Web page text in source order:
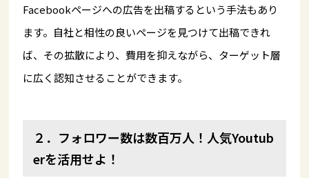
Facebookページへの広告を出稿するという手法もあり
ます。自社と相性の良いページを見つけて出稿できれ
ば、その拡散により、費用を抑えながら、ターゲット層
に広く認知させることができます。
２．フォロワー数は数百万人！人気Youtub
erを活用せよ！